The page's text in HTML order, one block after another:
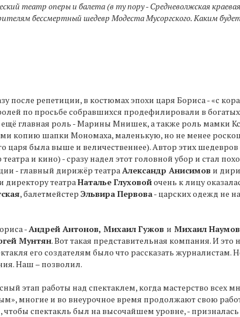
театр оперы и балета (в ту пору - Средневолжская
бессмертный шедевр Модеста Мусоргского. Каким
после репетиции, в костюмах эпохи царя Бориса - «с
по просьбе собравшихся продефилировали в
ещё главная роль - Марины Мнишек, а также роль мамки
копию шапки Мономаха, маленькую, но не менее
царя была выше и величественнее). Автор этих
и кино) - сразу надел этот головной убор и стал
- главный дирижёр театраАлександр Анисимов и
директору театраНаталье Глуховойочень к лицу
, балетмейстер Эльвира Первова- царских одежд не
-Андрей Антонов, Михаил Гужов и Михаил Наумов
Мунтян. Вот такая представительная компания. И
его создателям было что рассказать журналистам.
Наш – позволил.
этап работы над спектаклем, когда мастерство всех
многие и во внеурочное время продолжают свою
спектакль был на высочайшем уровне, -